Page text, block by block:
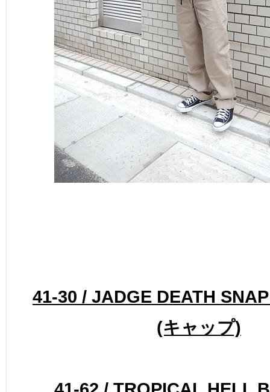
41-30 / JADGE DEATH
(キャップ)